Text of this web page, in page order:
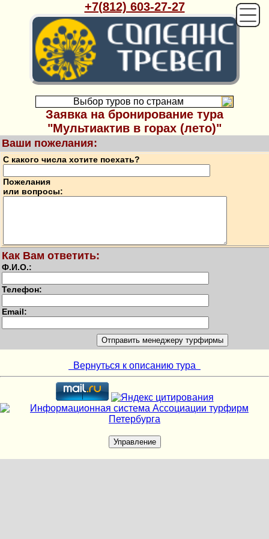
+7(812) 603-27-27
Выбор туров по странам
Заявка на бронирование тура
"Мультиактив в горах (лето)"
Ваши пожелания:
С какого числа хотите поехать?
Пожелания
или вопросы:
Как Вам ответить:
Ф.И.О.:
Телефон:
Email:
Вернуться к описанию тура